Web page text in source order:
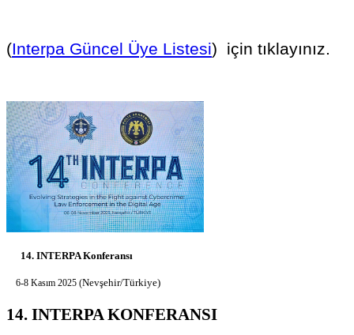
(Interpa Güncel Üye Listesi) için tıklayınız.
14. INTERPA Konferansı
6-8 Kasım 2025 (Nevşehir/Türkiye)
14. INTERPA KONFERANSI